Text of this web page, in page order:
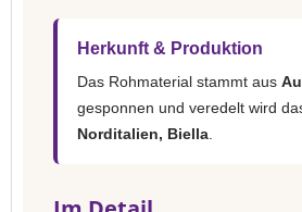
Herkunft & Produktion
Das Rohmaterial stammt aus
gesponnen und veredelt wird
Norditalien, Biella